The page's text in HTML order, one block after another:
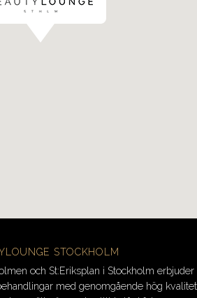
STOCKHOLM
och St:Eriksplan i Stockholm erbjuder
med genomgående hög kvalitet